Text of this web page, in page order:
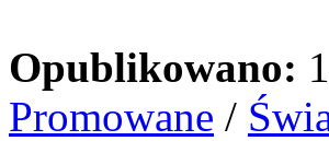
Opublikowano:
Promowane /